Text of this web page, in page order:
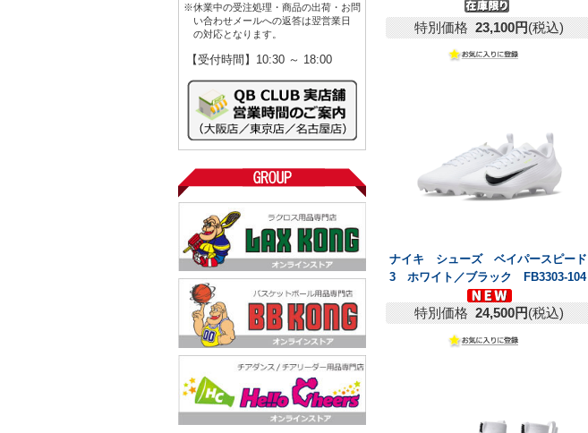
※休業中の受注処理・商品の出荷・お問
い合わせメールへの返答は翌営業日
の対応となります。
【受付時間】10:30 ～ 18:00
特別価格 23,100円(税込)
ナイキ シューズ ベイパースピード
3 ホワイト／ブラック FB3303-104
特別価格 24,500円(税込)